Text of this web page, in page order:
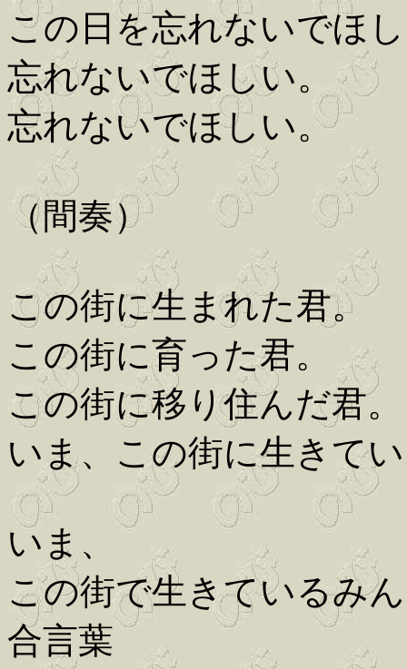
この日を忘れないでほ
忘れないでほしい。
忘れないでほしい。
（間奏）
この街に生まれた君。
この街に育った君。
この街に移り住んだ君。
いま、この街に生きて
いま、
この街で生きているみ
合言葉